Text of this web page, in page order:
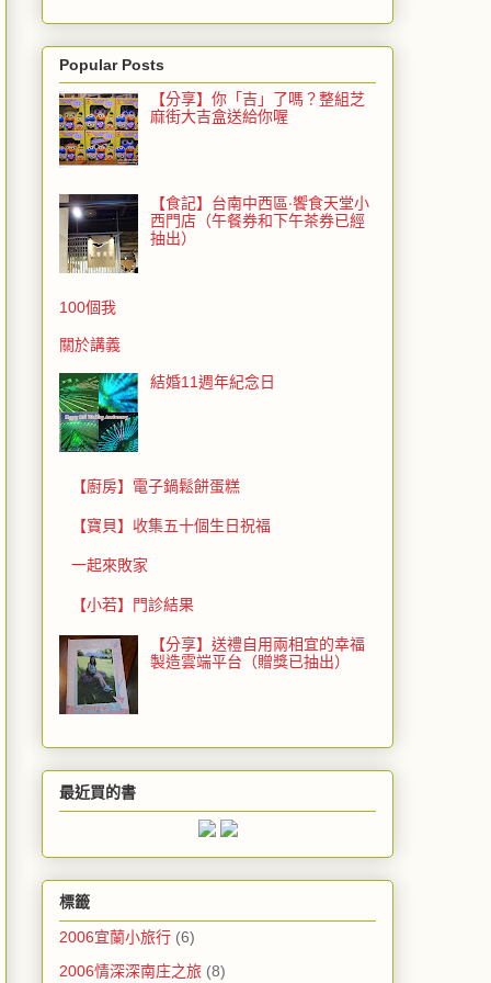
Popular Posts
【分享】你「吉」了嗎？整組芝
麻街大吉盒送給你喔
【食記】台南中西區‧饗食天堂小
西門店（午餐券和下午茶券已經
抽出）
100個我
關於講義
結婚11週年紀念日
【廚房】電子鍋鬆餅蛋糕
【寶貝】收集五十個生日祝福
一起來敗家
【小若】門診結果
【分享】送禮自用兩相宜的幸福
製造雲端平台（贈獎已抽出）
最近買的書
標籤
2006宜蘭小旅行 (6)
2006情深深南庄之旅 (8)